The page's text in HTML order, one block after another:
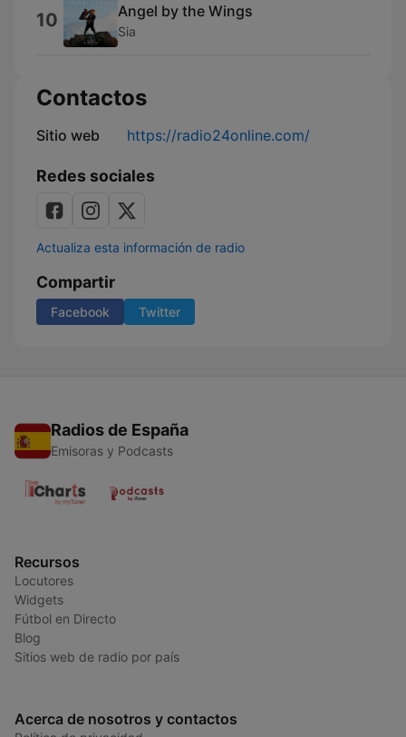
10 Angel by the Wings
Sia
Contactos
Sitio web https://radio24online.com/
Redes sociales
Actualiza esta información de radio
Compartir
Facebook Twitter
Radios de España
Emisoras y Podcasts
Recursos
Locutores
Widgets
Fútbol en Directo
Blog
Sitios web de radio por país
Acerca de nosotros y contactos